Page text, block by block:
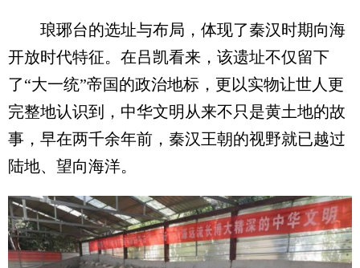
琅琊台的选址与布局，体现了秦汉时期向海
开放时代特征。在吕凯看来，该遗址不仅留下
了“大一统”帝国的政治地标，更以实物让世人更
完整地认识到，中华文明从来不只是黄土地的故
事，早在两千余年前，秦汉王朝的视野就已越过
陆地、望向海洋。